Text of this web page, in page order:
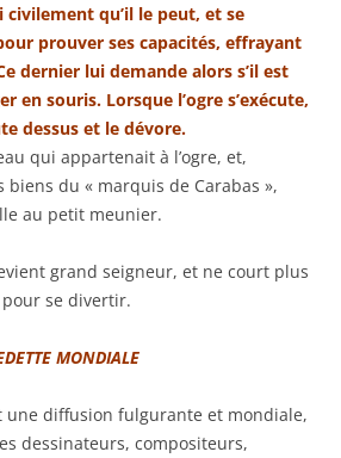
civilement qu’il le peut, et se
prouver ses capacités, effrayant
dernier lui demande alors s’il est
en souris. Lorsque l’ogre s’exécute,
dessus et le dévore.
qui appartenait à l’ogre, et,
du « marquis de Carabas »,
au petit meunier.
grand seigneur, et ne court plus
se divertir.
MONDIALE
une diffusion fulgurante et mondiale,
dessinateurs, compositeurs,